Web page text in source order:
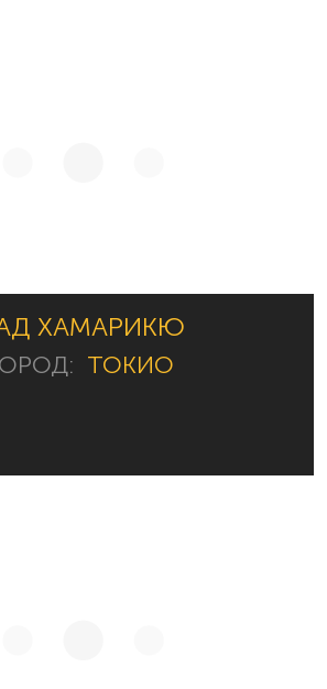
ХАМАРИКЮ
ТОКИО